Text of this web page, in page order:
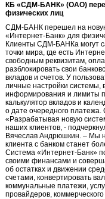
КБ «СДМ-БАНК» (ОАО)
физических лиц
СДМ-БАНК перешел на
«Интернет-Банк» для
Клиенты СДМ-БАНКа могут
точки мира, где есть
свободным реквизитам,
разблокировать свои
вкладов и счетов. У
личные настройки системы,
информирования и лимиты
калькулятор вкладов и
о дате очередного
«Разрабатывая новую
наших клиентов, -
Вячеслав Андрюшкин. – Мы
клиента с банком станет
Система «Интернет-Банк»
своими финансами и
об остатках и движении
счетами, конвертировать
коммунальные платежи,
провайдеров,